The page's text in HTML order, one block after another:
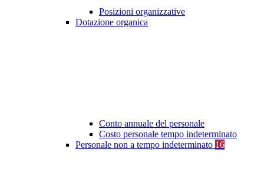
Posizioni organizzative
Dotazione organica
Conto annuale del personale
Costo personale tempo indeterminato
Personale non a tempo indeterminato 16